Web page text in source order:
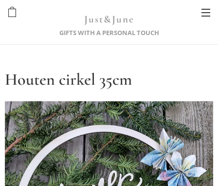
Just&June
GIFTS WITH A PERSONAL TOUCH
Houten cirkel 35cm